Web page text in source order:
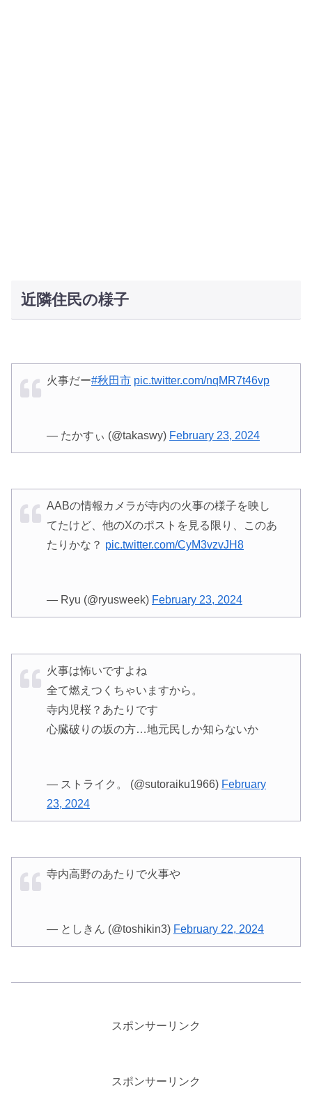
近隣住民の様子
火事だー#秋田市 pic.twitter.com/nqMR7t46vp
— たかすぃ (@takaswy) February 23, 2024
AABの情報カメラが寺内の火事の様子を映し
てたけど、他のXのポストを見る限り、このあ
たりかな？ pic.twitter.com/CyM3vzvJH8
— Ryu (@ryusweek) February 23, 2024
火事は怖いですよね
全て燃えつくちゃいますから。
寺内児桜？あたりです
心臓破りの坂の方…地元民しか知らないか
— ストライク。 (@sutoraiku1966) February
23, 2024
寺内高野のあたりで火事や
— としきん (@toshikin3) February 22, 2024
スポンサーリンク
スポンサーリンク